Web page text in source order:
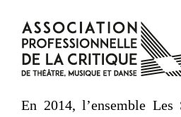
En 2014, l’ensemble